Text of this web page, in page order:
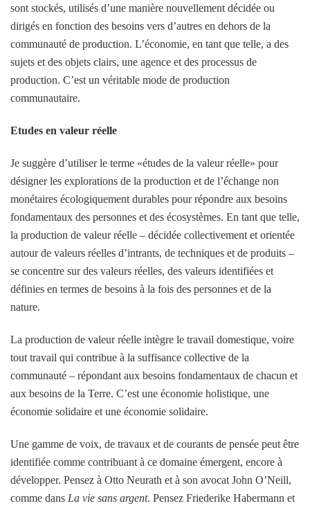
sont stockés, utilisés d’une manière nouvellement décidée ou
dirigés en fonction des besoins vers d’autres en dehors de la
communauté de production. L’économie, en tant que telle, a des
sujets et des objets clairs, une agence et des processus de
production. C’est un véritable mode de production
communautaire.
Etudes en valeur réelle
Je suggère d’utiliser le terme «études de la valeur réelle» pour
désigner les explorations de la production et de l’échange non
monétaires écologiquement durables pour répondre aux besoins
fondamentaux des personnes et des écosystèmes. En tant que telle,
la production de valeur réelle – décidée collectivement et orientée
autour de valeurs réelles d’intrants, de techniques et de produits –
se concentre sur des valeurs réelles, des valeurs identifiées et
définies en termes de besoins à la fois des personnes et de la
nature.
La production de valeur réelle intègre le travail domestique, voire
tout travail qui contribue à la suffisance collective de la
communauté – répondant aux besoins fondamentaux de chacun et
aux besoins de la Terre. C’est une économie holistique, une
économie solidaire et une économie solidaire.
Une gamme de voix, de travaux et de courants de pensée peut être
identifiée comme contribuant à ce domaine émergent, encore à
développer. Pensez à Otto Neurath et à son avocat John O’Neill,
comme dans La vie sans argent. Pensez Friederike Habermann et